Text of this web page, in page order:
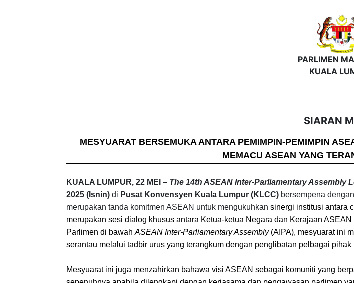
PARLIMEN
KUALA
SIARAN
MESYUARAT BERSEMUKA ANTARA PEMIMPIN-PEMIMPIN
MEMACU ASEAN YANG
KUALA LUMPUR, 22 MEI – The 14th ASEAN Inter-Parliamentary Assembly
2025 (Isnin) di Pusat Konvensyen Kuala Lumpur (KLCC) bersempena
merupakan tanda komitmen ASEAN untuk mengukuhkan sinergi institusi antara
merupakan sesi dialog khusus antara Ketua-ketua Negara dan Kerajaan
Parlimen di bawahASEAN Inter-Parliamentary Assembly(AIPA), mesyuarat ini
serantau melalui tadbir urus yang terangkum dengan penglibatan pelbagai pihak
Mesyuarat ini juga menzahirkan bahawa visi ASEAN sebagai komuniti yang